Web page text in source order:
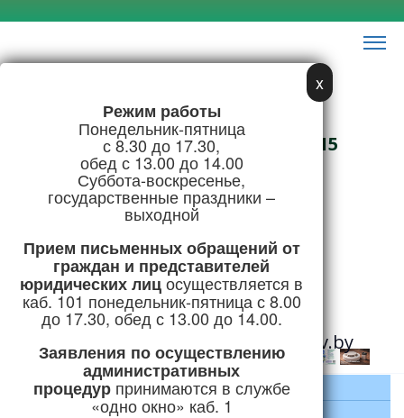
Адрес:
г. Логойск, ул. Советская, 15
Телефон/Факс:
+375 (1774) 5-51-41
Режим работы
x
Режим работы
Понедельник-пятница
с 8.30 до 17.30,
обед с 13.00 до 14.00
Суббота-воскресенье,
государственные праздники –
выходной
Прием письменных обращений от
граждан и представителей
юридических лицосуществляется в
каб. 101 понедельник-пятница с 8.00
до 17.30, обед с 13.00 до 14.00.
Заявления по осуществлению
административных
процедурпринимаются в службе
«одно окно» каб. 1
Горячая линия:
+375 (1774) 5-24-04
priemnaya@logoysk.gov.by
Главная